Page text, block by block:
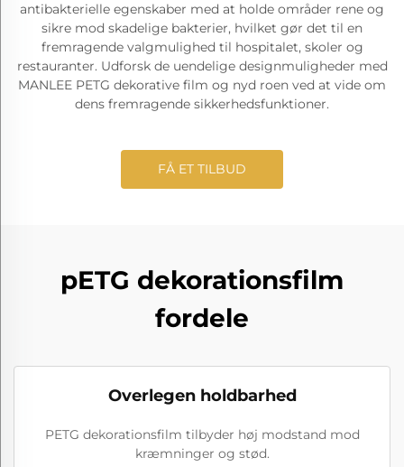
antibakterielle egenskaber med at holde områder rene og
sikre mod skadelige bakterier, hvilket gør det til en
fremragende valgmulighed til hospitalet, skoler og
restauranter. Udforsk de uendelige designmuligheder med
MANLEE PETG dekorative film og nyd roen ved at vide om
dens fremragende sikkerhedsfunktioner.
FÅ ET TILBUD
pETG dekorationsfilm
fordele
Overlegen holdbarhed
PETG dekorationsfilm tilbyder høj modstand mod
kræmninger og stød.